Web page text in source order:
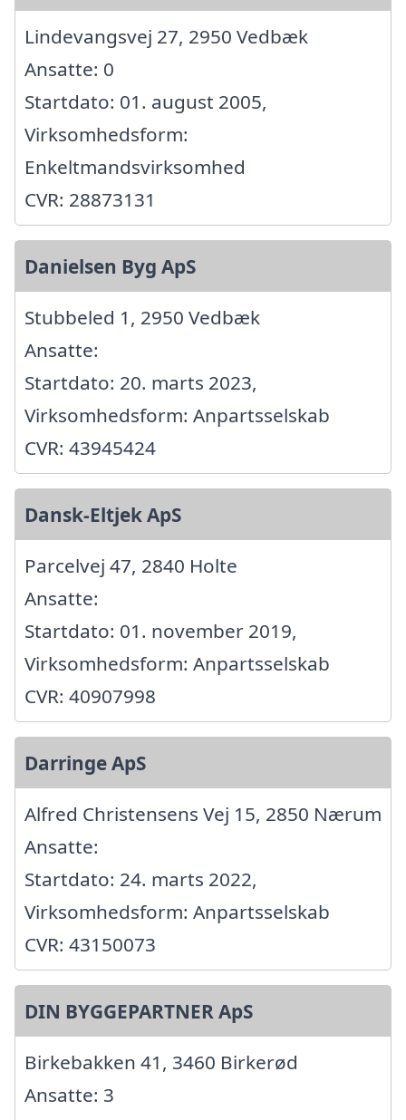
Lindevangsvej 27, 2950 Vedbæk
Ansatte: 0
Startdato: 01. august 2005,
Virksomhedsform:
Enkeltmandsvirksomhed
CVR: 28873131
Danielsen Byg ApS
Stubbeled 1, 2950 Vedbæk
Ansatte:
Startdato: 20. marts 2023,
Virksomhedsform: Anpartsselskab
CVR: 43945424
Dansk-Eltjek ApS
Parcelvej 47, 2840 Holte
Ansatte:
Startdato: 01. november 2019,
Virksomhedsform: Anpartsselskab
CVR: 40907998
Darringe ApS
Alfred Christensens Vej 15, 2850 Nærum
Ansatte:
Startdato: 24. marts 2022,
Virksomhedsform: Anpartsselskab
CVR: 43150073
DIN BYGGEPARTNER ApS
Birkebakken 41, 3460 Birkerød
Ansatte: 3